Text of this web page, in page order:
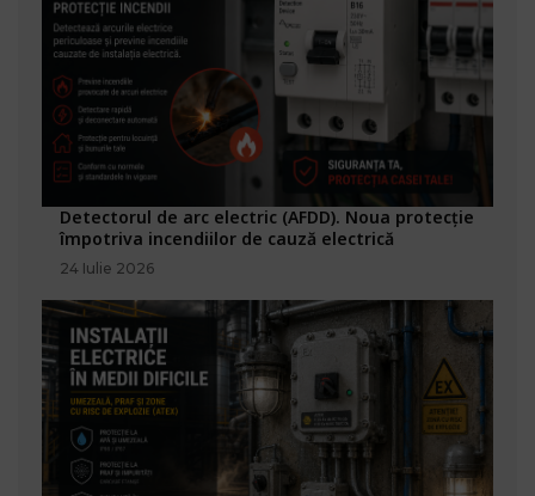
Detectorul de arc electric (AFDD). Noua protecție
împotriva incendiilor de cauză electrică
24 Iulie 2026